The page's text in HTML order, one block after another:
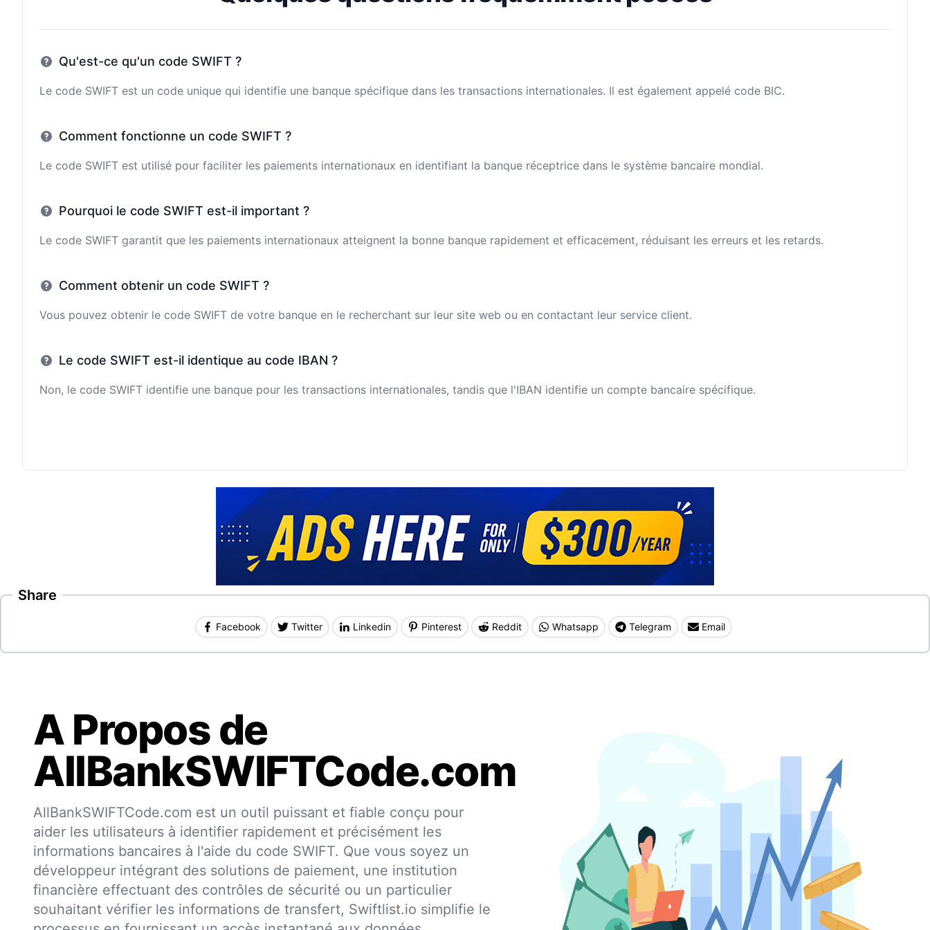
Qu'est-ce qu'un code SWIFT ?
Le code SWIFT est un code unique qui identifie une banque spécifique dans les transactions internationales. Il est également appelé code BIC.
Comment fonctionne un code SWIFT ?
Le code SWIFT est utilisé pour faciliter les paiements internationaux en identifiant la banque réceptrice dans le système bancaire mondial.
Pourquoi le code SWIFT est-il important ?
Le code SWIFT garantit que les paiements internationaux atteignent la bonne banque rapidement et efficacement, réduisant les erreurs et les retards.
Comment obtenir un code SWIFT ?
Vous pouvez obtenir le code SWIFT de votre banque en le recherchant sur leur site web ou en contactant leur service client.
Le code SWIFT est-il identique au code IBAN ?
Non, le code SWIFT identifie une banque pour les transactions internationales, tandis que l'IBAN identifie un compte bancaire spécifique.
Share
Facebook Twitter Linkedin Pinterest Reddit Whatsapp Telegram Email
A Propos de
AllBankSWIFTCode.com
AllBankSWIFTCode.com est un outil puissant et fiable conçu pour
aider les utilisateurs à identifier rapidement et précisément les
informations bancaires à l'aide du code SWIFT. Que vous soyez un
développeur intégrant des solutions de paiement, une institution
financière effectuant des contrôles de sécurité ou un particulier
souhaitant vérifier les informations de transfert, Swiftlist.io simplifie le